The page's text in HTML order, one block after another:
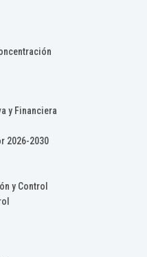
y Financiera
2026-2030
y Control